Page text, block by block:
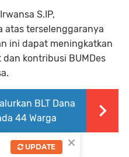
S.IP,
atas terselenggaranya
ini dapat meningkatkan
kontribusi BUMDes
BLT Dana
44 Warga
×
UPDATE